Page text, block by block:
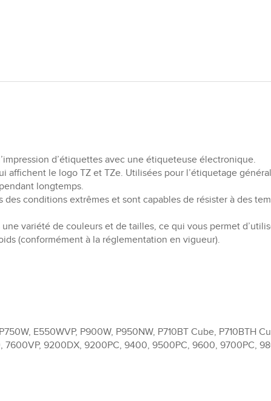
d’étiquettes avec une étiqueteuse électronique.
le logo TZ et TZe. Utilisées pour l’étiquetage
longtemps.
des conditions extrêmes et sont capables de résister à des
variété de couleurs et de tailles, ce qui vous permet
(conformément à la réglementation en vigueur).
E550WVP, P900W, P950NW, P710BT Cube, P710BTH
7600VP, 9200DX, 9200PC, 9400, 9500PC, 9600, 9700PC,